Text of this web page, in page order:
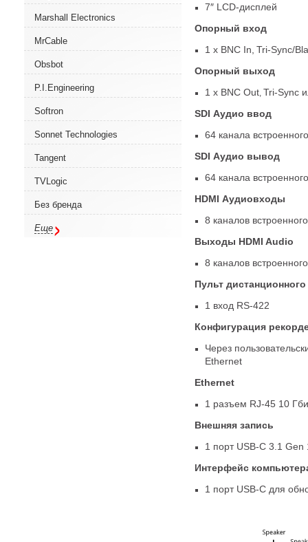
Marshall Electronics
MrCable
Obsbot
P.I.Engineering
Softron
Sonnet Technologies
Tangent
TVLogic
Без бренда
Еще
7″ LCD-дисплей
Опорный вход
1 x BNC In, Tri-Sync/
Опорный выход
1 x BNC Out, Tri-Sync
SDI Аудио ввод
64 канала
SDI Аудио вывод
64 канала
HDMI Аудиовходы
8 каналов
Выходы HDMI Audio
8 каналов
Пульт
1 вход RS-422
Конфигурация
Через
Ethernet
Ethernet
1 разъем RJ-45 10
Внешняя запись
1 порт USB-C 3.1 Gen
Интерфейс
1 порт USB-C для